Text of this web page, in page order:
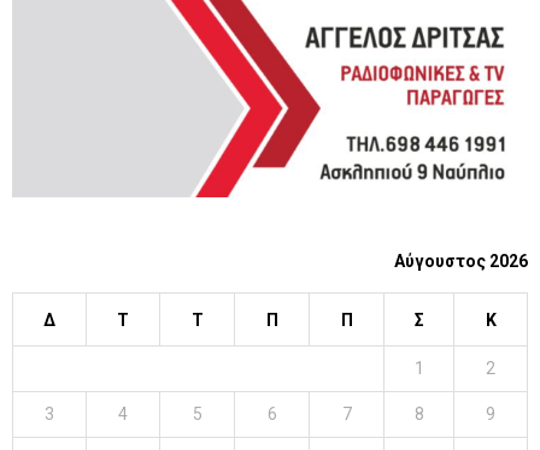
H
Αύγουστος 2026
Δ Τ Τ Π Π Σ Κ
1 2
3 4 5 6 7 8 9